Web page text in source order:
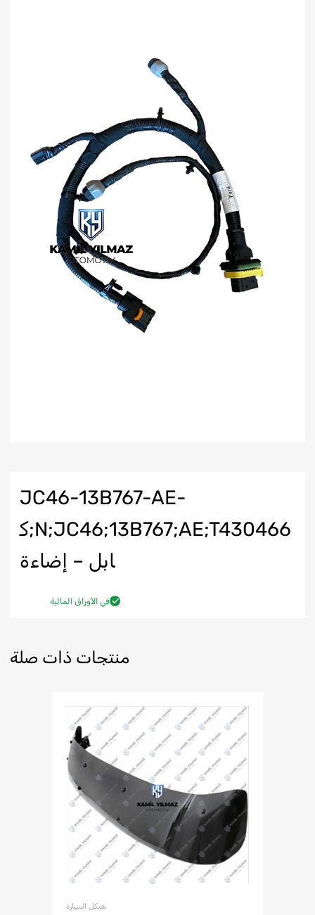
JC46-13B767-AE-
N;JC46;13B767;AE;T430466;ك
ابل – إضاءة
في الأوراق المالية
منتجات ذات صلة
هيكل السيارة